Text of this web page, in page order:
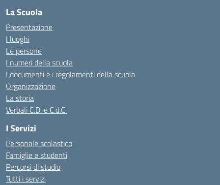
La Scuola
Presentazione
I luoghi
Le persone
I numeri della scuola
I documenti e i regolamenti della scuola
Organizzazione
La storia
Verbali C.D. e C.d.C.
I Servizi
Personale scolastico
Famiglie e studenti
Percorsi di studio
Tutti i servizi